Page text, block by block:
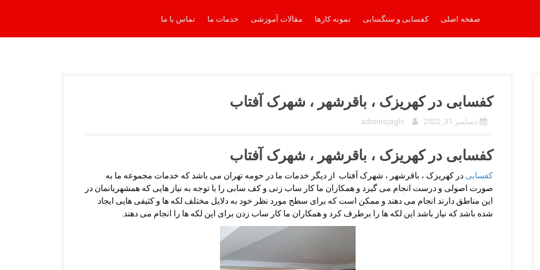
تماس با ما خدمات ما مقالات آموزشی نمونه کارها کفسابی و سنگسابی صفحه اصلی
کفسابی در کهریزک ، باقرشهر ، شهرک آفتاب
دسامبر 31, 2022 adminojaghi
کفسابی در کهریزک ، باقرشهر ، شهرک آفتاب
کفسابی در کهریزک ، باقرشهر ، شهرک آفتاب از دیگر خدمات ما در حومه تهران می باشد که خدمات مجموعه ما به
صورت اصولی و درست انجام می گیرد و همکاران ما کار ساب زنی و کف سابی را با توجه به نیاز هایی که همشهریانمان در
این مناطق دارند انجام می دهند و ممکن است که برای سطح مورد نظر خود به دلایل مختلف لکه ها و کثیفی هایی ایجاد
شده باشد که نیاز باشد این لکه ها را برطرف کرد و همکاران ما کار ساب زدن برای این لکه ها را انجام می دهند.